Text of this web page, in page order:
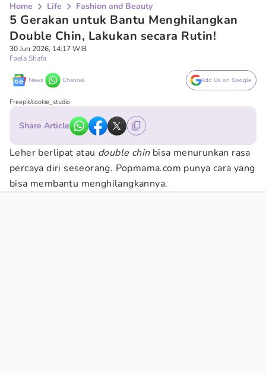
Home Life Fashion and Beauty
5 Gerakan untuk Bantu Menghilangkan
Double Chin, Lakukan secara Rutin!
30 Jun 2026, 14:17 WIB
Faela Shafa
News Channel Add Us on Google
Freepik/cookie_studio
Share Article
Leher berlipat atau double chinbisa menurunkan rasa
percaya diri seseorang. Popmama.com punya cara yang
bisa membantu menghilangkannya.